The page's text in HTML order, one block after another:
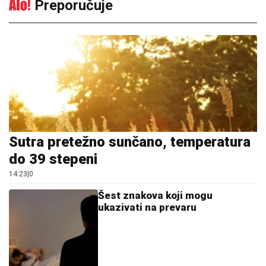
Preporučuje
Sutra pretežno sunčano, temperatura
do 39 stepeni
14:23|0
Šest znakova koji mogu
ukazivati na prevaru